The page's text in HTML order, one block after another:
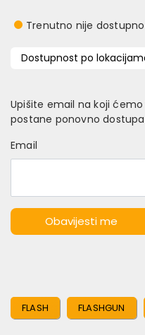
Trenutno nije dostupno
Dostupnost po
Upišite email na koji
postane ponovno
Email
Obavijesti me
FLASH FLASHGUN